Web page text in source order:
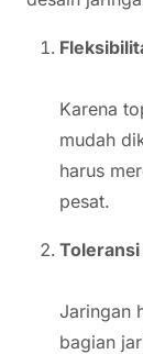
Karena
mudah
harus
pesat.
Toleransi
Jaringan
bagian